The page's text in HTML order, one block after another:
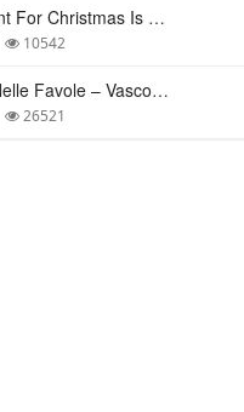
All I Want For Christmas Is You – Mariah Carey
10542
Come Nelle Favole – Vasco Rossi
26521